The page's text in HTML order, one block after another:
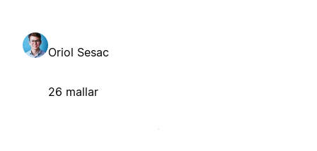
Oriol Sesac
26 mallar